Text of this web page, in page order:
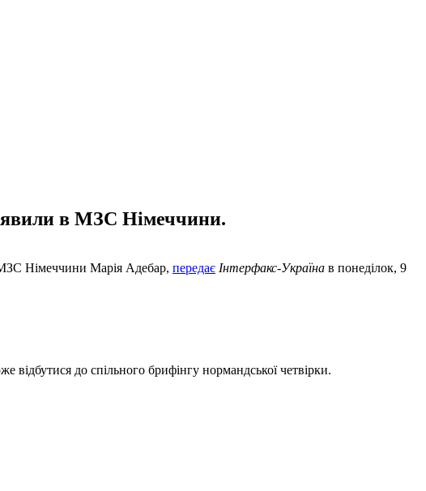
в МЗС Німеччини.
Німеччини Марія Адебар, передає Інтерфакс-Україна в понеділок, 9
відбутися до спільного брифінгу нормандської четвірки.